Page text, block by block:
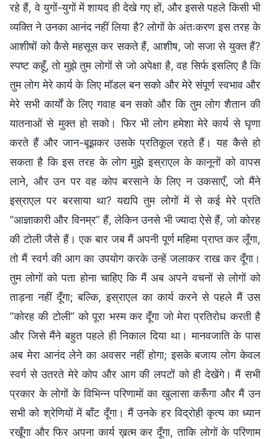
रहे हैं, वे युगों-युगों में शायद ही देखे गए हों, और इससे पहले किसी भी
व्यक्ति ने उनका आनंद नहीं लिया है? लोगों के अंतःकरण इस तरह के
आशीषों को कैसे महसूस कर सकते हैं, आशीष, जो सजा से युक्त हैं?
स्पष्ट कहूँ, तो मुझे तुम लोगों से जो अपेक्षा है, वह सिर्फ इसलिए है कि
तुम लोग मेरे कार्य के लिए मॉडल बन सको और मेरे संपूर्ण स्वभाव और
मेरे सभी कार्यों के लिए गवाह बन सको और कि तुम लोग शैतान की
यातनाओं से मुक्त हो सको। फिर भी लोग हमेशा मेरे कार्य से घृणा
करते हैं और जान-बूझकर उसके प्रतिकूल रहते हैं। यह कैसे हो
सकता है कि इस तरह के लोग मुझे इस्राएल के कानूनों को वापस
लाने, और उन पर वह कोप बरसाने के लिए न उकसाएँ, जो मैंने
इस्राएल पर बरसाया था? यद्यपि तुम लोगों में से कई मेरे प्रति
“आज्ञाकारी और विनम्र” हैं, लेकिन उनसे भी ज्यादा ऐसे हैं, जो कोरह
की टोली जैसे हैं। एक बार जब मैं अपनी पूर्ण महिमा प्राप्त कर लूँगा,
तो मैं स्वर्ग की आग का उपयोग करके उन्हें जलाकर राख कर दूँगा।
तुम लोगों को पता होना चाहिए कि मैं अब अपने वचनों से लोगों को
ताड़ना नहीं दूँगा; बल्कि, इस्राएल का कार्य करने से पहले मैं उस
“कोरह की टोली” को पूरा भस्म कर दूँगा जो मेरा प्रतिरोध करती है
और जिसे मैंने बहुत पहले ही निकाल दिया था। मानवजाति के पास
अब मेरा आनंद लेने का अवसर नहीं होगा; इसके बजाय लोग केवल
स्वर्ग से उतरते मेरे कोप और आग की लपटों को ही देखेंगे। मैं सभी
प्रकार के लोगों के विभिन्न परिणामों का खुलासा करूँगा और मैं उन
सभी को श्रेणियों में बाँट दूँगा। मैं उनके हर विद्रोही कृत्य का ध्यान
रखूँगा और फिर अपना कार्य ख़त्म कर दूँगा, ताकि लोगों के परिणाम